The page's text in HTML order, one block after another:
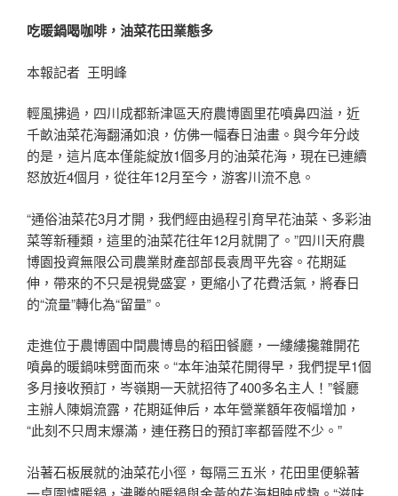
吃暖鍋喝咖啡，油菜花田業態多
本報記者 王明峰
輕風拂過，四川成都新津區天府農博園里花噴鼻四溢，近
千畝油菜花海翻涌如浪，仿佛一幅春日油畫。與今年分歧
的是，這片底本僅能綻放1個多月的油菜花海，現在已連續
怒放近4個月，從往年12月至今，游客川流不息。
“通俗油菜花3月才開，我們經由過程引育早花油菜、多彩油
菜等新種類，這里的油菜花往年12月就開了。”四川天府農
博園投資無限公司農業財產部部長袁周平先容。花期延
伸，帶來的不只是視覺盛宴，更縮小了花費活氣，將春日
的“流量”轉化為“留量”。
走進位于農博園中間農博島的稻田餐廳，一縷縷攙雜開花
噴鼻的暖鍋味劈面而來。“本年油菜花開得早，我們提早1個
多月接收預訂，岑嶺期一天就招待了400多名主人！”餐廳
主辦人陳娟流露，花期延伸后，本年營業額年夜幅增加，
“此刻不只周末爆滿，連任務日的預訂率都晉陞不少。”
沿著石板展就的油菜花小徑，每隔三五米，花田里便躲著